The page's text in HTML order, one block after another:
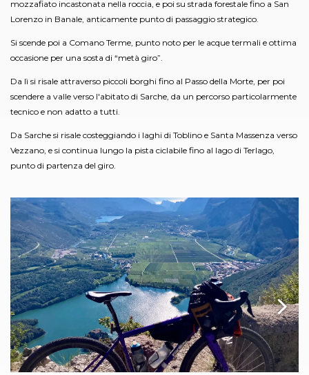
mozzafiato incastonata nella roccia, e poi su strada forestale fino a San
Lorenzo in Banale, anticamente punto di passaggio strategico.
Si scende poi a Comano Terme, punto noto per le acque termali e ottima
occasione per una sosta di “metà giro”.
Da lì si risale attraverso piccoli borghi fino al Passo della Morte, per poi
scendere a valle verso l'abitato di Sarche, da un percorso particolarmente
tecnico e non adatto a tutti.
Da Sarche si risale costeggiando i laghi di Toblino e Santa Massenza verso
Vezzano, e si continua lungo la pista ciclabile fino al lago di Terlago,
punto di partenza del giro.